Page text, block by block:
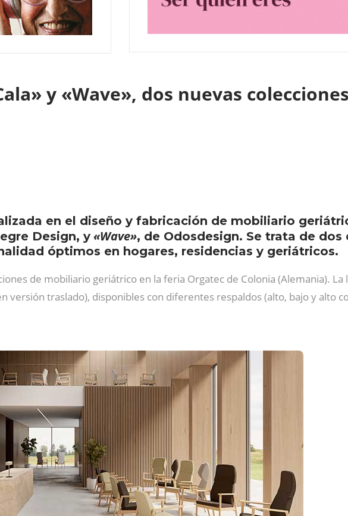
y «Wave», dos nuevas
en el diseño y fabricación de mobiliario
Design, y «Wave», de Odosdesign. Se trata de
óptimos en hogares, residencias y geriátricos.
de mobiliario geriátrico en la feria Orgatec de Colonia (Alemania). La
versión traslado), disponibles con diferentes respaldos (alto, bajo y alto